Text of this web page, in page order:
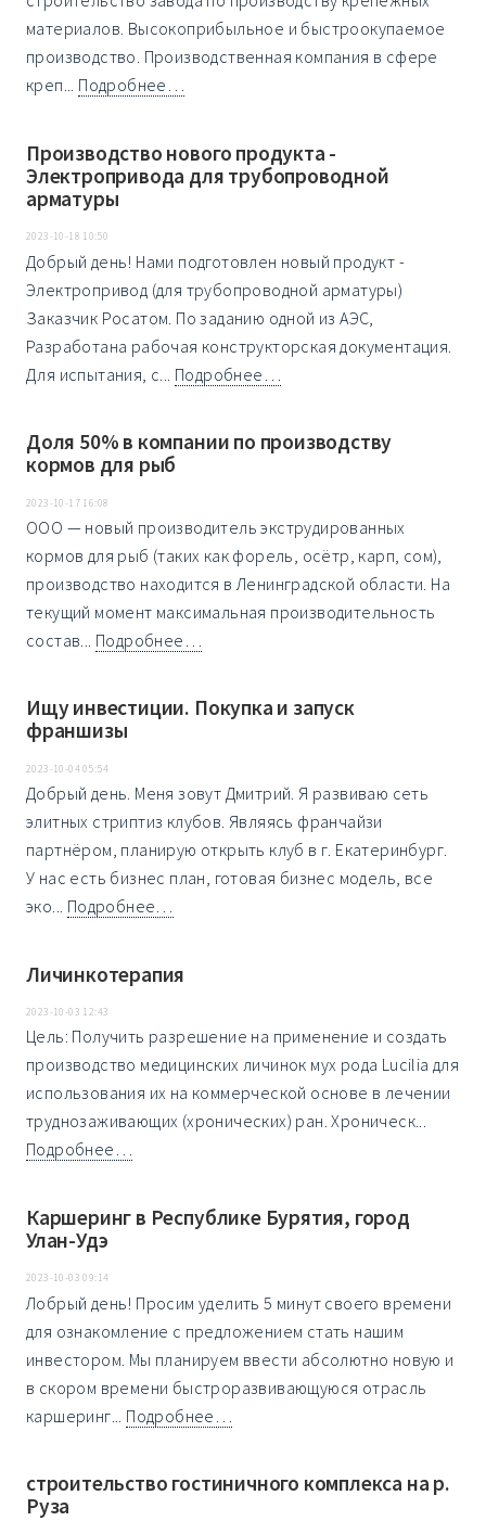
материалов. Высокоприбыльное и быстроокупаемое
производство. Производственная компания в сфере
креп... Подробнее…
Производство нового продукта -
Электропривода для трубопроводной
арматуры
2023-10-18 10:50
Добрый день! Нами подготовлен новый продукт -
Электропривод (для трубопроводной арматуры)
Заказчик Росатом. По заданию одной из АЭС,
Разработана рабочая конструкторская документация.
Для испытания, с... Подробнее…
Доля 50% в компании по производству
кормов для рыб
2023-10-17 16:08
ООО — новый производитель экструдированных
кормов для рыб (таких как форель, осётр, карп, сом),
производство находится в Ленинградской области. На
текущий момент максимальная производительность
состав... Подробнее…
Ищу инвестиции. Покупка и запуск
франшизы
2023-10-04 05:54
Добрый день. Меня зовут Дмитрий. Я развиваю сеть
элитных стриптиз клубов. Являясь франчайзи
партнёром, планирую открыть клуб в г. Екатеринбург.
У нас есть бизнес план, готовая бизнес модель, все
эко... Подробнее…
Личинкотерапия
2023-10-03 12:43
Цель: Получить разрешение на применение и создать
производство медицинских личинок мух рода Lucilia для
использования их на коммерческой основе в лечении
труднозаживающих (хронических) ран. Хроническ...
Подробнее…
Каршеринг в Республике Бурятия, город
Улан-Удэ
2023-10-03 09:14
Лобрый день! Просим уделить 5 минут своего времени
для ознакомление с предложением стать нашим
инвестором. Мы планируем ввести абсолютно новую и
в скором времени быстроразвивающуюся отрасль
каршеринг... Подробнее…
строительство гостиничного комплекса на р.
Руза